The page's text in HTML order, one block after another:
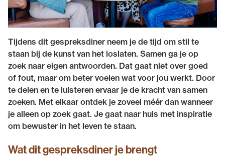
Tijdens dit gespreksdiner neem je de tijd om stil te
staan bij de kunst van het loslaten. Samen ga je op
zoek naar eigen antwoorden. Dat gaat niet over goed
of fout, maar om beter voelen wat voor jou werkt. Door
te delen en te luisteren ervaar je de kracht van samen
zoeken. Met elkaar ontdek je zoveel méér dan wanneer
je alleen op zoek gaat. Je gaat naar huis met inspiratie
om bewuster in het leven te staan.
Wat dit gespreksdiner je brengt